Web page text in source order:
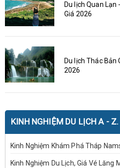
Du lịch Quan
Giá 2026
Du lịch Thác Bản
2026
KINH NGHIỆM DU LỊCH A - Z.
Kinh Nghiệm Khám Phá Tháp
Kinh Nghiệm Du Lịch, Giá Vé Lăng